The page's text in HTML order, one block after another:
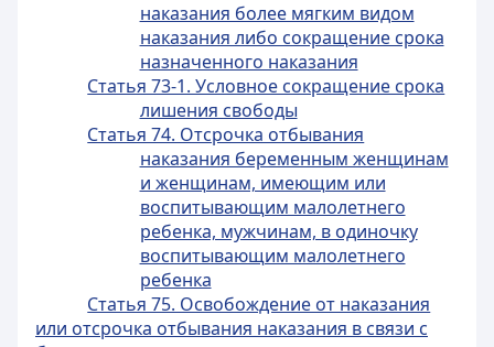
наказания более мягким видом
наказания либо сокращение срока
назначенного наказания
Статья 73-1. Условное сокращение срока
лишения свободы
Статья 74. Отсрочка отбывания
наказания беременным женщинам
и женщинам, имеющим или
воспитывающим малолетнего
ребенка, мужчинам, в одиночку
воспитывающим малолетнего
ребенка
Статья 75. Освобождение от наказания
или отсрочка отбывания наказания в связи с